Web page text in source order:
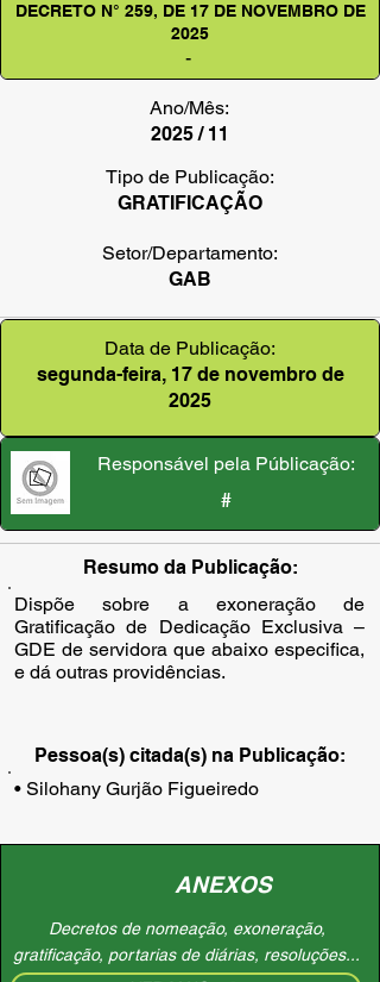
DECRETO N° 259, DE 17 DE NOVEMBRO DE
2025
-
Ano/Mês:
2025 / 11
Tipo de Publicação:
GRATIFICAÇÃO
Setor/Departamento:
GAB
Data de Publicação:
segunda-feira, 17 de novembro de
2025
Responsável pela Públicação:
#
Resumo da Publicação:
Dispõe sobre a exoneração de
Gratificação de Dedicação Exclusiva –
GDE de servidora que abaixo especifica,
e dá outras providências.
Pessoa(s) citada(s) na Publicação:
• Silohany Gurjão Figueiredo
ANEXOS
Decretos de nomeação, exoneração,
gratificação, portarias de diárias, resoluções...